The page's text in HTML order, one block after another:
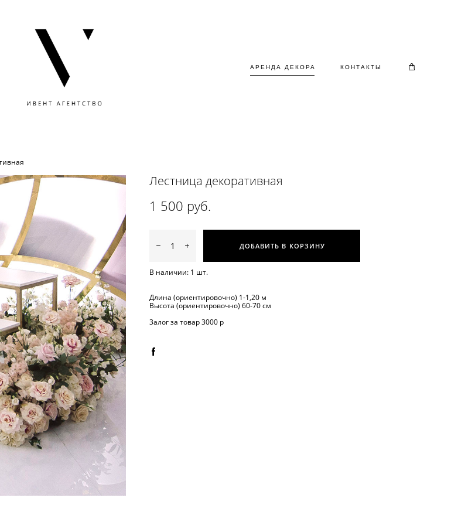
АРЕНДА ДЕКОРА КОНТАКТЫ
Лестница декоративная
1 500 pуб.
В наличии: 1 шт.
ДОБАВИТЬ В КОРЗИНУ
Длина (ориентировочно) 1-1,20 м
Высота (ориентировочно) 60-70 см
3алог за товар 3000 р